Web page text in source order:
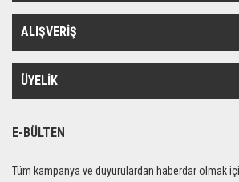
ALIŞVERİŞ
ÜYELİK
E-BÜLTEN
Tüm kampanya ve duyurulardan haberdar olmak